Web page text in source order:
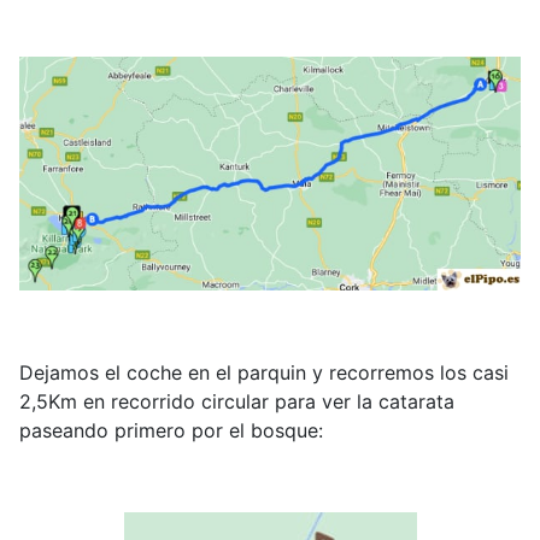
Dejamos el coche en el parquin y recorremos los casi
2,5Km en recorrido circular para ver la catarata
paseando primero por el bosque: